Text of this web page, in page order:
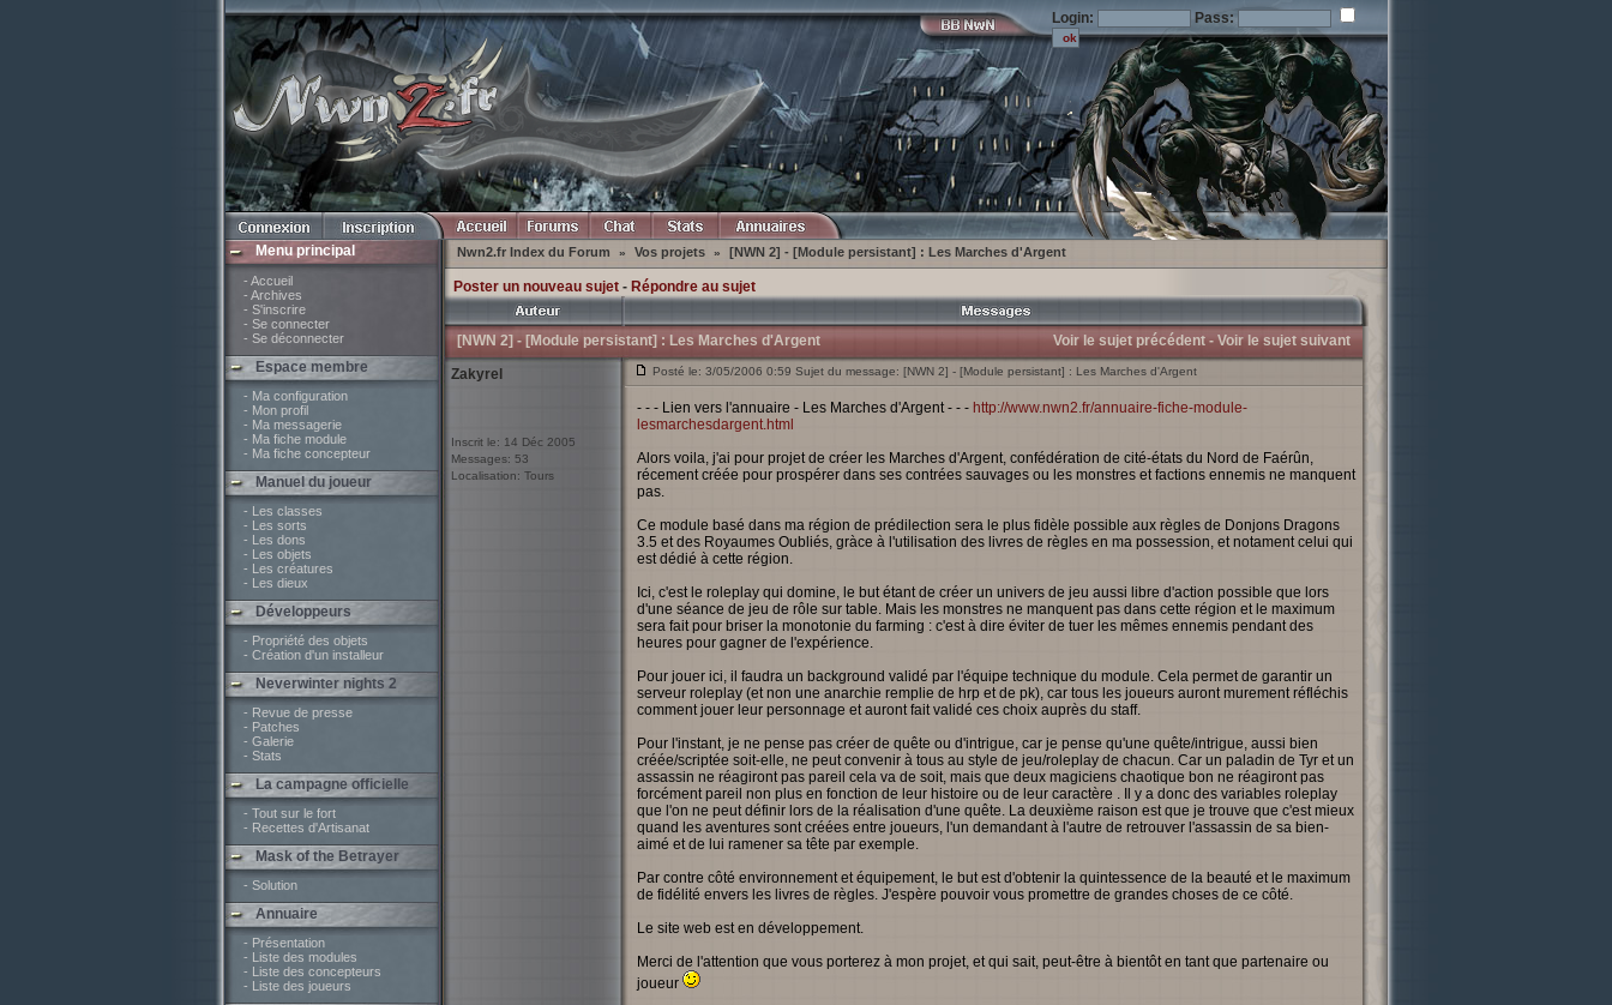
Login: Pass:
Menu principal
- Accueil
- Archives
- S'inscrire
- Se connecter
- Se déconnecter
Espace membre
- Ma configuration
- Mon profil
- Ma messagerie
- Ma fiche module
- Ma fiche concepteur
Manuel du joueur
- Les classes
- Les sorts
- Les dons
- Les objets
- Les créatures
- Les dieux
Développeurs
- Propriété des objets
- Création d'un installeur
Neverwinter nights 2
- Revue de presse
- Patches
- Galerie
- Stats
La campagne officielle
- Tout sur le fort
- Recettes d'Artisanat
Mask of the Betrayer
- Solution
Annuaire
- Présentation
- Liste des modules
- Liste des concepteurs
- Liste des joueurs
Nwn2.fr Index du Forum » Vos projets » [NWN 2] - [Module persistant] : Les Marches d'Argent
Poster un nouveau sujet- Répondre au sujet
[NWN 2] - [Module persistant] : Les Marches d'Argent Voir le sujet précédent - Voir le sujet suivant
Zakyrel
Inscrit le: 14 Déc 2005
Messages: 53
Localisation: Tours
Posté le: 3/05/2006 0:59 Sujet du message: [NWN 2] - [Module persistant] : Les Marches d'Argent
- - - Lien vers l'annuaire - Les Marches d'Argent - - - http://www.nwn2.fr/annuaire-fiche-module-
lesmarchesdargent.html
Alors voila, j'ai pour projet de créer les Marches d'Argent, confédération de cité-états du Nord de Faérûn,
récement créée pour prospérer dans ses contrées sauvages ou les monstres et factions ennemis ne manquent
pas.
Ce module basé dans ma région de prédilection sera le plus fidèle possible aux règles de Donjons Dragons
3.5 et des Royaumes Oubliés, gràce à l'utilisation des livres de règles en ma possession, et notament celui qui
est dédié à cette région.
Ici, c'est le roleplay qui domine, le but étant de créer un univers de jeu aussi libre d'action possible que lors
d'une séance de jeu de rôle sur table. Mais les monstres ne manquent pas dans cette région et le maximum
sera fait pour briser la monotonie du farming : c'est à dire éviter de tuer les mêmes ennemis pendant des
heures pour gagner de l'expérience.
Pour jouer ici, il faudra un background validé par l'équipe technique du module. Cela permet de garantir un
serveur roleplay (et non une anarchie remplie de hrp et de pk), car tous les joueurs auront murement réfléchis
comment jouer leur personnage et auront fait validé ces choix auprès du staff.
Pour l'instant, je ne pense pas créer de quête ou d'intrigue, car je pense qu'une quête/intrigue, aussi bien
créée/scriptée soit-elle, ne peut convenir à tous au style de jeu/roleplay de chacun. Car un paladin de Tyr et un
assassin ne réagiront pas pareil cela va de soit, mais que deux magiciens chaotique bon ne réagiront pas
forcément pareil non plus en fonction de leur histoire ou de leur caractère . Il y a donc des variables roleplay
que l'on ne peut définir lors de la réalisation d'une quête. La deuxième raison est que je trouve que c'est mieux
quand les aventures sont créées entre joueurs, l'un demandant à l'autre de retrouver l'assassin de sa bien-
aimé et de lui ramener sa tête par exemple.
Par contre côté environnement et équipement, le but est d'obtenir la quintessence de la beauté et le maximum
de fidélité envers les livres de règles. J'espère pouvoir vous promettre de grandes choses de ce côté.
Le site web est en développement.
Merci de l'attention que vous porterez à mon projet, et qui sait, peut-être à bientôt en tant que partenaire ou
joueur